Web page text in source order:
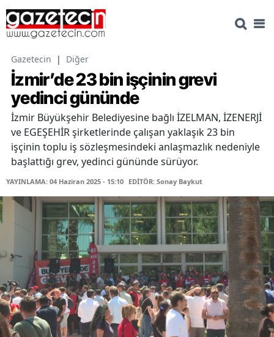
Gazetecin | Diğer
İzmir’de 23 bin işçinin grevi
yedinci gününde
İzmir Büyükşehir Belediyesine bağlı İZELMAN, İZENERJİ
ve EGEŞEHİR şirketlerinde çalışan yaklaşık 23 bin
işçinin toplu iş sözleşmesindeki anlaşmazlık nedeniyle
başlattığı grev, yedinci gününde sürüyor.
YAYINLAMA: 04 Haziran 2025 - 15:10 EDİTÖR: Sonay Baykut